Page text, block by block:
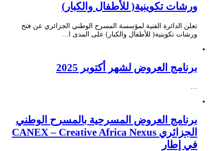
ورشات تكوينية( للأطفال والكبار)
تعلن الدائرة الفنية لمؤسسة المسرح الوطني الجزائري عن فتح
ورشات تكوينية( للأطفال والكبار) على المدى ا…
برنامج العروض لشهر أكتوبر 2025
برنامج العروض المسرحية بالمسرح الوطني
الجزائري CANEX – Creative Africa Nexus
في إطار